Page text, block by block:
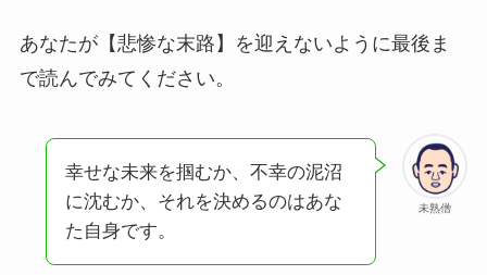
あなたが【悲惨な末路】を迎えないように最後ま
で読んでみてください。
未熟僧
幸せな未来を掴むか、不幸の泥沼
に沈むか、それを決めるのはあな
た自身です。